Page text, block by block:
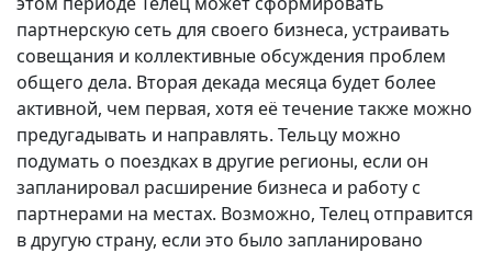
партнерскую сеть для своего бизнеса, устраивать
совещания и коллективные обсуждения проблем
общего дела. Вторая декада месяца будет более
активной, чем первая, хотя её течение также можно
предугадывать и направлять. Тельцу можно
подумать о поездках в другие регионы, если он
запланировал расширение бизнеса и работу с
партнерами на местах. Возможно, Телец отправится
в другую страну, если это было запланировано